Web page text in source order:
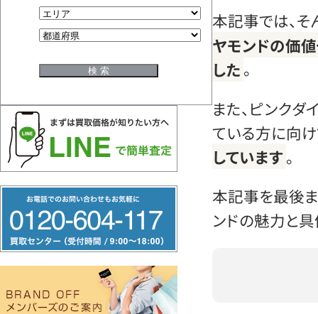
リ
ー
ヤ
本記事では、
ヤモンドの価
した。
また、ピンク
ている方に向け
しています。
本記事を最後
ンドの魅力と